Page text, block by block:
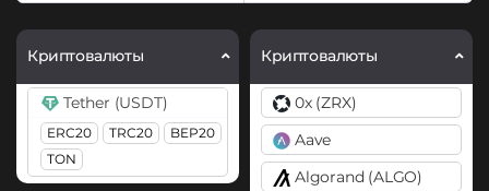
Криптовалюты
Tether (USDT)
ERC20 TRC20
BEP20
TON
Криптовалюты
0x (ZRX)
Aave
Algorand (ALGO)